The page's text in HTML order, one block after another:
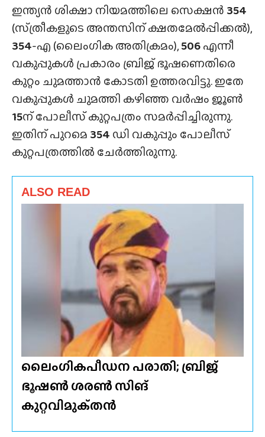
ഇന്ത്യൻ ശിക്ഷാ നിയമത്തിലെ സെക്ഷൻ 354
(സ്‌ത്രീകളുടെ അന്തസിന് ക്ഷതമേൽപ്പിക്കൽ),
354-എ (ലൈംഗിക അതിക്രമം),506എന്നീ
വകുപ്പുകൾ പ്രകാരം ബ്രിജ് ഭൂഷണെതിരെ
കുറ്റം ചുമത്താൻ കോടതി ഉത്തരവിട്ടു. ഇതേ
വകുപ്പുകൾ ചുമത്തി കഴിഞ്ഞ വർഷം ജൂൺ
15ന് പോലീസ് കുറ്റപത്രം സമർപ്പിച്ചിരുന്നു.
ഇതിന് പുറമെ 354 ഡി വകുപ്പും പോലീസ്
കുറ്റപത്രത്തിൽ ചേർത്തിരുന്നു.
ALSO READ
ലൈംഗികപീഡന പരാതി; ബ്രിജ്
ഭൂഷൺ ശരൺ സിങ്
കുറ്റവിമുക്‌തൻ